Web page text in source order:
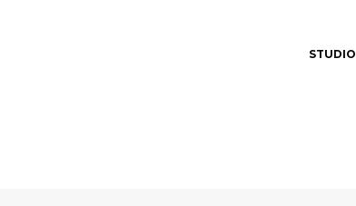
STUDIO